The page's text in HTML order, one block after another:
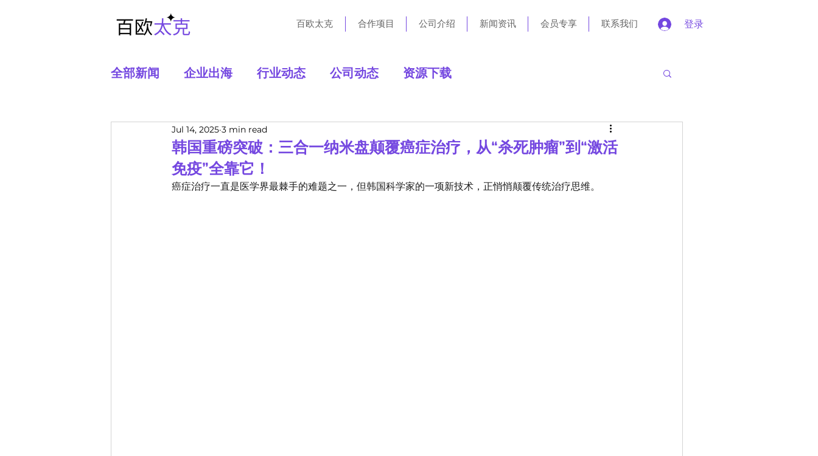
百欧太克 合作项目 公司介绍 新闻资讯 会员专享 联系我们 登录
全部新闻 企业出海 行业动态 公司动态 资源下载
韩国重磅突破：三合一纳米盘颠覆癌症治疗，从“杀死肿瘤”到“激活
免疫”全靠它！
Jul 14, 2025 3 min read
癌症治疗一直是医学界最棘手的难题之一，但韩国科学家的一项新技术，正悄悄颠覆传统治疗思维。